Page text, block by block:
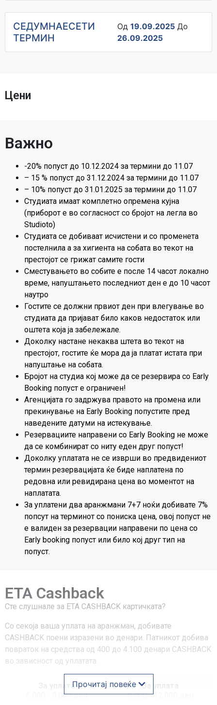
СЕДУМНАЕСЕТИ
ТЕРМИН
Од 19.09.2025До
26.09.2025
Цени
Важно
-20% попуст до 10.12.2024 за термини до 11.07
– 15 % попуст до 31.12.2024 за термини до 11.07
– 10% попуст до 31.01.2025 за термини до 11.07
Студиата имаат комплетно опремена кујна
(приборот е во согласност со бројот на легла во
Studioto)
Студиата се добиваат исчистени и со променета
постелнила а за хигиента на собата во текот на
престојот се грижат самите гости
Сместувањето во собите е после 14 часот локално
време, напуштањето последниот ден е до 10 часот
наутро
Гостите се должни првиот ден при влегување во
студиата да пријават било каков недостаток или
оштета која ја забележале.
Доколку настане некаква штета во текот на
престојот, гостите ќе мора да ја платат истата при
напуштање на собата.
Бројот на студиа кој може да се резервира со Early
Booking попуст е ограничен!
Агенцијата го задржува правото на промена или
прекинување на Early Booking попустите пред
наведените датуми на истекување.
Резервациите направени со Early Booking не може
да се комбинират со ниту еден друг попуст!
Доколку уплатата не се изврши во предвидениот
термин резервацијата ќе биде наплатена по
редовна или ревидирана цена во моментот на
наплатата.
За уплатени два аранжмани 7+7 ноќи добивате 7%
попсут на терминот со пониска цена, овој попуст не
е валиден за резервации направени по цена со
Early booking попуст или било кој друг тип на
попуст.
ETA Cashback
Сте слушнале за ЕТА CASHBACK картичката?
Со секоја ваша уплата на аранжман, добивате
CASHBACK поени изразени во денари. Патникот добива
повраток на средства од 400 до 4.100 денари CASHBACK
во зависност од уплатата.
За уплата
6.000 - 9.000 ден
За уплата
9.000 - 12.000 ден
Прочитај повеќе